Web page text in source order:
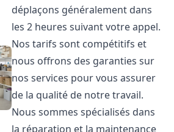
déplaçons généralement dans
les 2 heures suivant votre appel.
Nos tarifs sont compétitifs et
nous offrons des garanties sur
nos services pour vous assurer
de la qualité de notre travail.
Nous sommes spécialisés dans
la réparation et la maintenance